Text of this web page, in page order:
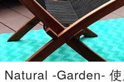
Natural -Garden-